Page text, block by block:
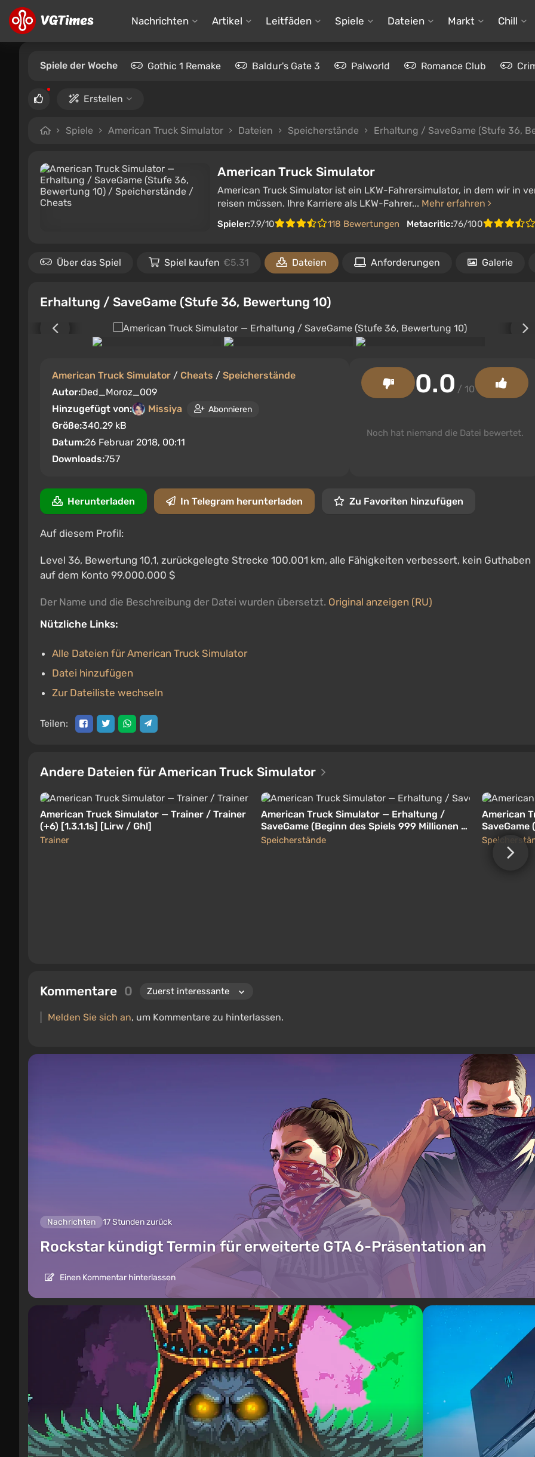
Nachrichten Artikel Leitfäden Spiele Dateien Markt Chill
Spiele der Woche Gothic 1 Remake Baldur's Gate 3 Palworld Romance Club
Erstellen
Spiele American Truck Simulator Dateien Speicherstände Erhaltung / SaveGame (Stufe 36,
American Truck Simulator
American Truck Simulator ist ein LKW-Fahrersimulator, in dem wir in
reisen müssen. Ihre Karriere als LKW-Fahrer... Mehr erfahren
Spieler:7.9/10 118 Bewertungen Metacritic:76/100
Über das Spiel Spiel kaufen €5.31 Dateien Anforderungen Galerie
Erhaltung / SaveGame (Stufe 36, Bewertung 10)
American Truck Simulator / Cheats / Speicherstände
Autor:Ded_Moroz_009
Hinzugefügt von:
Missiya Abonnieren
Größe:340.29 kB
Datum:26 Februar 2018, 00:11
Downloads:757
0.0 / 10
Noch hat niemand die Datei bewertet.
Herunterladen In Telegram herunterladen Zu Favoriten hinzufügen
Auf diesem Profil:
Level 36, Bewertung 10,1, zurückgelegte Strecke 100.001 km, alle Fähigkeiten verbessert, kein Guthaben
auf dem Konto 99.000.000 $
Der Name und die Beschreibung der Datei wurden übersetzt. Original anzeigen (RU)
Nützliche Links:
Alle Dateien für American Truck Simulator
Datei hinzufügen
Zur Dateiliste wechseln
Teilen:
Andere Dateien für American Truck Simulator
American Truck Simulator — Trainer / Trainer
(+6) [1.3.1.1s] [Lirw / Ghl]
Trainer
American Truck Simulator — Erhaltung /
SaveGame (Beginn des Spiels 999 Millionen +
36 Level)
Speicherstände
American
SaveGame
Garagen)
Kommentare 0
Melden Sie sich an, um Kommentare zu hinterlassen.
Nachrichten 17 Stunden zurück
Rockstar kündigt Termin für erweiterte GTA 6-Präsentation an
Einen Kommentar hinterlassen